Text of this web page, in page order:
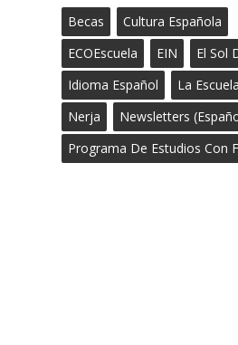
Becas
Cultura Española
ECOEscuela
EIN
El Sol
Idioma Español
La Escuela
Nerja
Newsletters
Programa De Estudios Con